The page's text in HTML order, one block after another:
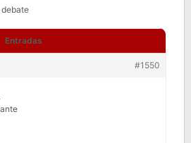
debate
Entradas
#1550